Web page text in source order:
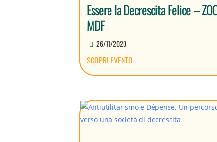
Essere la Decrescita Felice –
MDF
26/11/2020
SCOPRI EVENTO